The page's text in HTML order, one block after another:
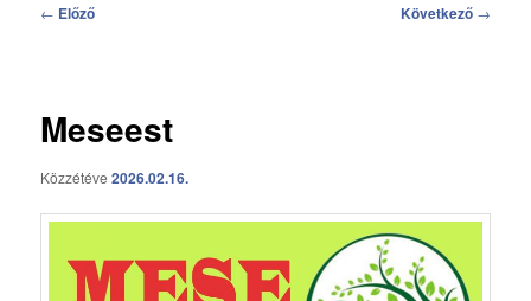
Bejegyzés
← Előző Következő →
Meseest
Közzétéve2026.02.16.